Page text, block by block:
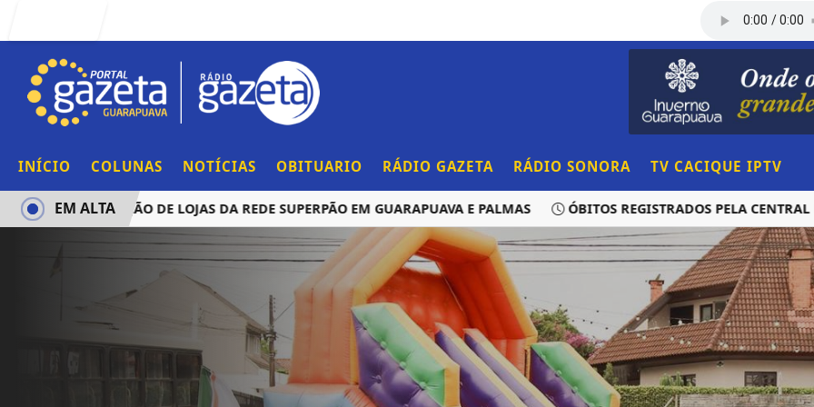
INÍCIO COLUNAS NOTÍCIAS OBITUARIO RÁDIO GAZETA RÁDIO SONORA TV CACIQUE IPTV
AQUISIÇÃO DE LOJAS DA REDE SUPERPÃO EM GUARAPUAVA E PALMAS ÓBITOS REGISTRADOS PELA CENTRAL DE
EM ALTA